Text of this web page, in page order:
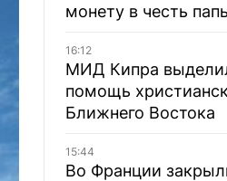
монету в честь
16:12
МИД Кипра
помощь
Ближнего Востока
15:44
Во Франции